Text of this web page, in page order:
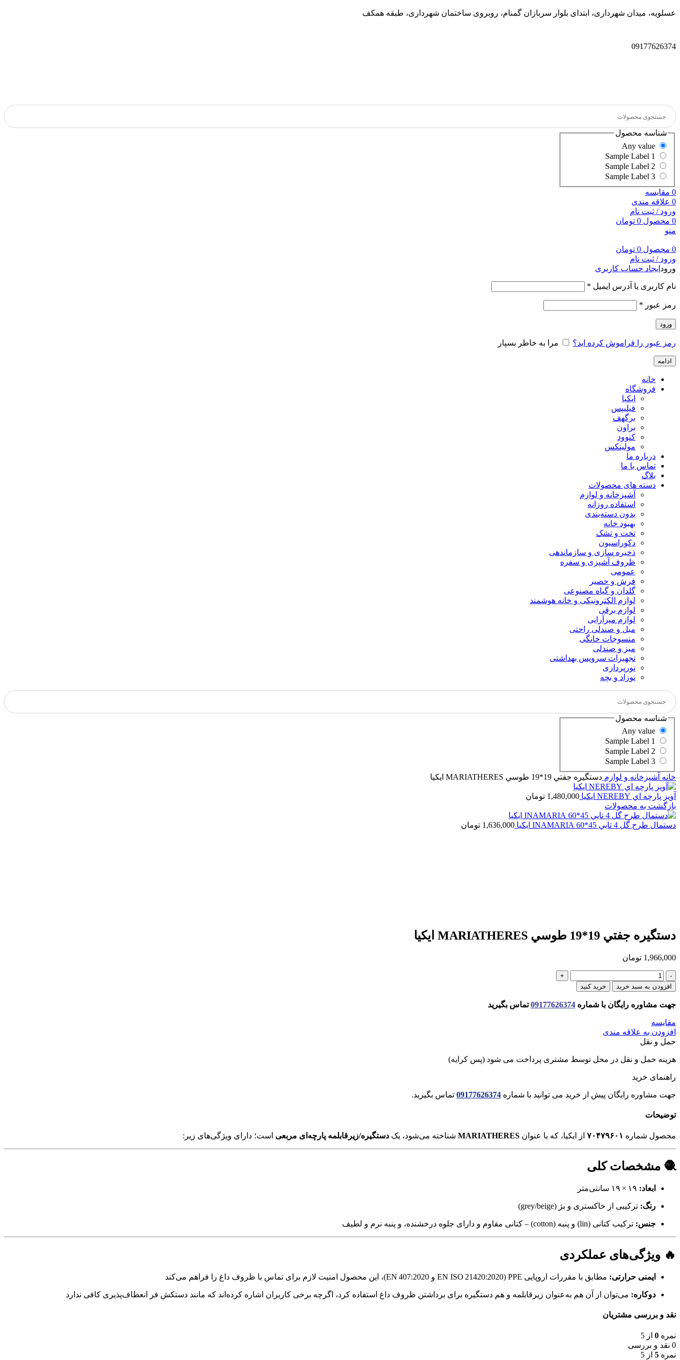
عسلویه، میدان شهرداری، ابتدای بلوار سربازان گمنام، روبروی ساختمان شهرداری، طبقه همکف
09177626374
شناسه محصول
0 مقایسه
0 علاقه مندی
ورود / ثبت نام
0 محصول 0 تومان
منو
0 محصول 0 تومان
ورود / ثبت نام
ورود ایجاد حساب کاربری
نام کاربری یا آدرس ایمیل *
رمز عبور *
ورود
رمز عبور را فراموش کرده اید؟ مرا به خاطر بسپار
ادامه
خانه
فروشگاه
ایکیا
فیلیپس
برگهف
براون
کنوود
مولینکس
درباره ما
تماس با ما
بلاگ
دسته های محصولات
آشپزخانه و لوازم
استفاده روزانه
بدون دسته‌بندی
بهبود خانه
تخت و تشک
دکوراسیون
ذخیره سازی و سازماندهی
ظروف آشپزی و سفره
عمومی
فرش و حصیر
گلدان و گیاه مصنوعی
لوازم الکترونیکی و خانه هوشمند
لوازم برقی
لوازم میزآرایی
مبل و صندلی راحتی
منسوجات خانگی
میز و صندلی
تجهیزات سرویس بهداشتی
نورپردازی
نوزاد و بچه
شناسه محصول
خانه آشپزخانه و لوازم دستگيره جفتي 19*19 طوسي MARIATHERES ايكيا
آويز پارچه اي NEREBY ايكيا 1,480,000 تومان
بازگشت به محصولات
دستمال طرح گل 4 تايي 45*60 INAMARIA ايكيا 1,636,000 تومان
دستگيره جفتي 19*19 طوسي MARIATHERES ايكيا
1,966,000 تومان
دستگيره
جفتي
19*19
طوسي
MARIATHERES
ايكيا
عدد
افزودن به سبد خرید خرید کنید
جهت مشاوره رایگان با شماره 09177626374تماس بگیرید
مقایسه
افزودن به علاقه مندی
حمل و نقل
هزینه حمل و نقل در محل توسط مشتری پرداخت می شود (پس کرایه)
راهنمای خرید
جهت مشاوره رایگان پیش از خرید می توانید با شماره 09177626374 تماس بگیرید.
توضیحات
محصول شماره ۷۰۴۷۹۶۰۱ از ایکیا، که با عنوان MARIATHERES شناخته می‌شود، یک دستگیره/زیرقابلمه پارچه‌ای مربعی است؛ دارای ویژگی‌های زیر:
🧶 مشخصات کلی
ابعاد:
رنگ: ترکیبی از خاکستری و بژ (grey/beige)
جنس: ترکیب کتانی (lin) و پنبه (cotton) – کتانی مقاوم و دارای جلوه درخشنده، و پنبه نرم و لطیف
🔥 ویژگی‌های عملکردی
ایمنی حرارتی: مطابق با مقررات اروپایی PPE (EN ISO 21420:2020 و EN 407:2020)، این محصول امنیت لازم برای تماس با ظروف داغ را فراهم می‌کند
دوکاره: می‌توان از آن هم به‌عنوان زیرقابلمه و هم دستگیره برای برداشتن ظروف داغ استفاده کرد، اگرچه برخی کاربران اشاره کرده‌اند که مانند دستکش فر انعطاف‌پذیری کافی ندارد
نقد و بررسی مشتریان
نمره 0 از 5
0 نقد و بررسی
نمره 5 از 5